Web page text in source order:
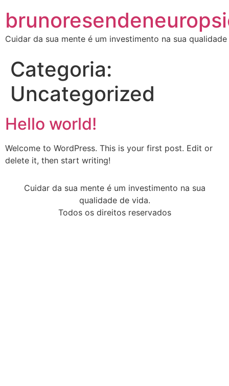
Cuidar da sua mente é um investimento na sua
Categoria:
Uncategorized
Hello world!
Welcome to WordPress. This is your first post. Edit or
delete it, then start writing!
Cuidar da sua mente é um investimento na sua
qualidade de vida.
Todos os direitos reservados